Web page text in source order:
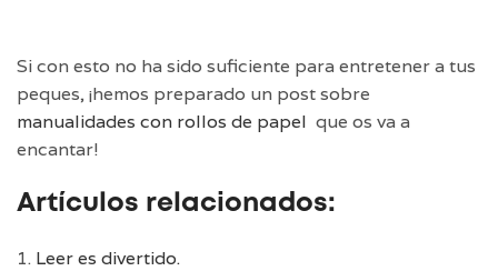
Si con esto no ha sido suficiente para entretener a tus
peques, ¡hemos preparado un post sobre
manualidades con rollos de papel que os va a
encantar!
Artículos relacionados:
Leer es divertido.